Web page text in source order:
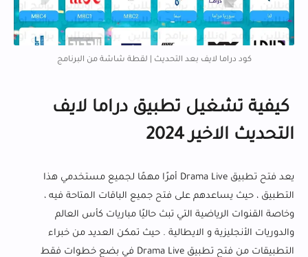
كود دراما لايف بعد التحديث | لقطة شاشة من البرنامج
كيفية تشغيل تطبيق دراما لايف
التحديث الاخير 2024
يعد فتح تطبيق Drama Live أمرًا مهمًا لجميع مستخدمي هذا
التطبيق ، حيث يساعدهم على فتح جميع الباقات المتاحة فيه ،
وخاصة القنوات الرياضية التي تبث حاليًا مباريات كأس العالم
والدوريات الأنجليزية و الايطالية . حيث تمكن العديد من خبراء
التطبيقات من فتح تطبيق Drama Live في بضع خطوات فقط